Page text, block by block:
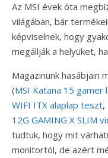
Az MSI évek óta
világában, bár
képviselnek, hogy
megállják a helyüket,
Magazinunk
(MSI Katana 15
WIFI ITX alaplap teszt,
12G GAMING X SLIM
tudtuk, hogy mit
monitortól, de azért